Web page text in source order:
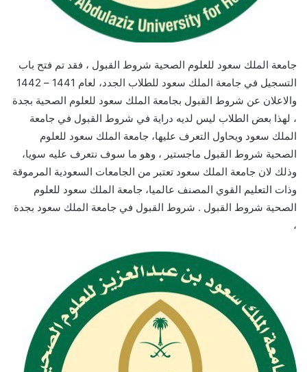
جامعة الملك سعود للعلوم الصحية شروط القبول ، فقد تم فتح باب
التسجيل في جامعة الملك سعود للطلاب الجدد، لعام 1441 – 1442
والاعلان عن شروط القبول بجامعة الملك سعود للعلوم الصحية بجدة
، لهذا بعض الطلاب ليس لديه دراية في شروط القبول في جامعة
الملك سعود ويحاول التعرف عليها، جامعة الملك سعود للعلوم
الصحية شروط القبول ماجستير ، وهو ما سوف نتعرف عليه سويا،
وذلك لان جامعة الملك سعود تعتبر من الجامعات السعودية المرموقة
وذات التعليم القوي المصنف عالميا، جامعة الملك سعود للعلوم
الصحية شروط القبول . شروط القبول في جامعة الملك سعود بجدة
،